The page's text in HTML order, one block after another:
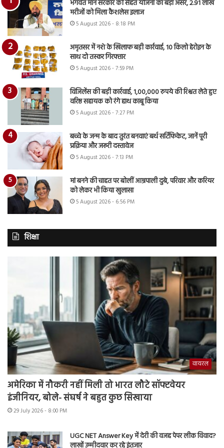
भगवंत मान सरकार की सेहत योजना का बड़ा असर, 2.91 लाख
मरीजों को मिला कैशलेस इलाज
5 August 2026 - 8:18 PM
अमृतसर में नशे के खिलाफ बड़ी कार्रवाई, 10 किलो हेरोइन के
साथ दो तस्कर गिरफ्तार
5 August 2026 - 7:59 PM
विजिलेंस की बड़ी कार्रवाई, 1,00,000 रुपये की रिश्वत लेते हुए
वरिष्ठ सहायक को रंगे हाथ काबू किया
5 August 2026 - 7:27 PM
बच्चे के जन्म के बाद तुरंत बनवाएं बर्थ सर्टिफिकेट, जानें पूरी
प्रक्रिया और जरूरी दस्तावेज
5 August 2026 - 7:13 PM
मां बनने की चाहत पर बोलीं आम्रपाली दुबे, परिवार और करियर
को लेकर भी किया खुलासा
5 August 2026 - 6:56 PM
शिक्षा
वायरल
अमेरिका में नौकरी नहीं मिली तो भारत लौटे सॉफ्टवेयर
इंजीनियर, बोले- संघर्ष ने बहुत कुछ सिखाया
29 July 2026 - 8:00 PM
UGC NET Answer Key में देरी की वजह पेपर लीक विवाद?
लाखों उम्मीदवार कर रहे इंतजार